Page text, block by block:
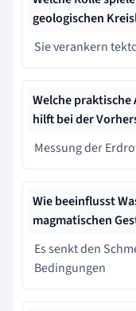
geologischen
Sie verankern
Welche
hilft bei der
Messung der
Wie beeinflusst
magmatischen
Es senkt den
Bedingungen